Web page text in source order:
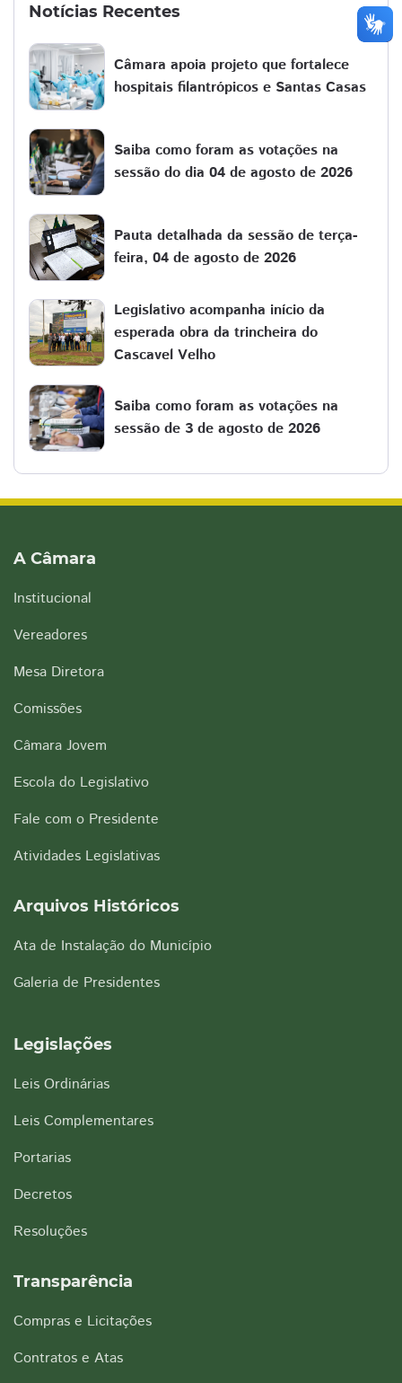
Notícias Recentes
Câmara apoia projeto que fortalece
hospitais filantrópicos e Santas Casas
Saiba como foram as votações na
sessão do dia 04 de agosto de 2026
Pauta detalhada da sessão de terça-
feira, 04 de agosto de 2026
Legislativo acompanha início da
esperada obra da trincheira do
Cascavel Velho
Saiba como foram as votações na
sessão de 3 de agosto de 2026
A Câmara
Institucional
Vereadores
Mesa Diretora
Comissões
Câmara Jovem
Escola do Legislativo
Fale com o Presidente
Atividades Legislativas
Arquivos Históricos
Ata de Instalação do Município
Galeria de Presidentes
Legislações
Leis Ordinárias
Leis Complementares
Portarias
Decretos
Resoluções
Transparência
Compras e Licitações
Contratos e Atas